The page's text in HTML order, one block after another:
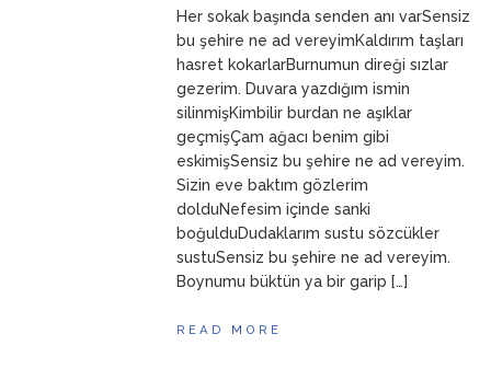
ANNEMHer sokak başında senden anı varSensiz
bu şehire ne ad vereyimKaldırım taşları
hasret kokarlarBurnumun direği sızlar
gezerim. Duvara yazdığım ismin
silinmişKimbilir burdan ne aşıklar
geçmişÇam ağacı benim gibi
eskimişSensiz bu şehire ne ad vereyim.
Sizin eve baktım gözlerim
dolduNefesim içinde sanki
boğulduDudaklarım sustu sözcükler
sustuSensiz bu şehire ne ad vereyim.
Boynumu büktün ya bir garip […]
READ MORE